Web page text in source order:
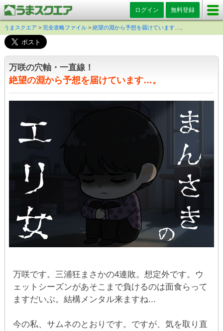
ログイン 無料登録
うまスクエア > 完全攻略ファイル > 絶望の淵から予想を届けています…。
万咲の穴軸・一直線！
絶望の淵から予想を届けています…。
万咲です。三浦狂まさかの4連敗。想定外です。ウ
ェットシーズンがあそこまで負けるのは面食らって
ますだいぶ。結構メンタル来ますね...
今の私、サムネのとおりです。ですが、気を取り直